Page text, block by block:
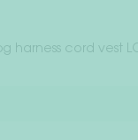
harness cord vest